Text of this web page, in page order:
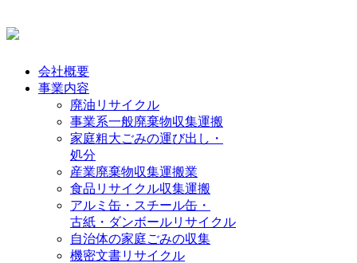
会社概要
事業内容
廃油リサイクル
事業系一般廃棄物収集運搬
家庭粗大ごみの運び出し・
処分
産業廃棄物収集運搬業
食品リサイクル収集運搬
アルミ缶・スチール缶・
古紙・ダンボールリサイクル
自治体の家庭ごみの収集
機密文書リサイクル